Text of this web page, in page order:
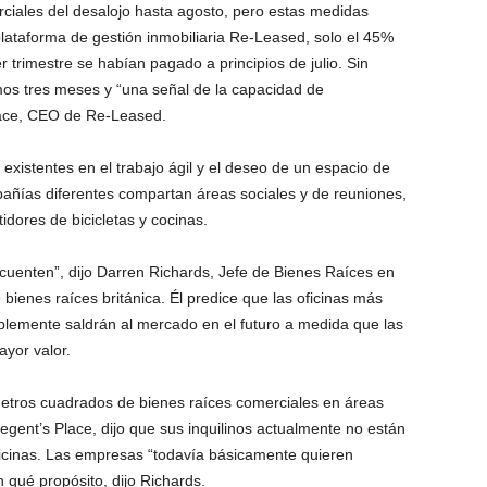
del desalojo hasta agosto, pero estas medidas
de gestión inmobiliaria Re-Leased, solo el 45%
trimestre se habían pagado a principios de julio. Sin
tres meses y “una señal de la capacidad de
CEO de Re-Leased.
en el trabajo ágil y el deseo de un espacio de
diferentes compartan áreas sociales y de reuniones,
de bicicletas y cocinas.
dijo Darren Richards, Jefe de Bienes Raíces en
raíces británica. Él predice que las oficinas más
saldrán al mercado en el futuro a medida que las
valor.
cuadrados de bienes raíces comerciales en áreas
Place, dijo que sus inquilinos actualmente no están
Las empresas “todavía básicamente quieren
propósito, dijo Richards.